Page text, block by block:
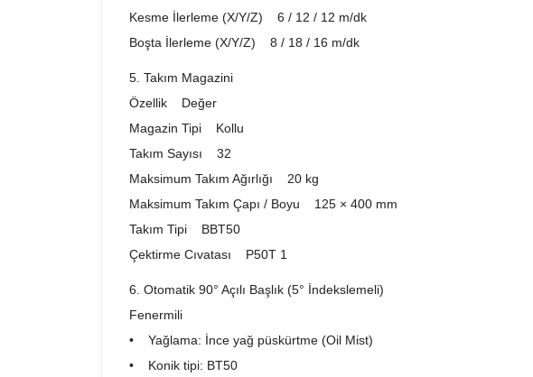
Kesme İlerleme (X/Y/Z) 6 / 12 / 12 m/dk
Boşta İlerleme (X/Y/Z) 8 / 18 / 16 m/dk
5. Takım Magazini
Özellik Değer
Magazin Tipi Kollu
Takım Sayısı 32
Maksimum Takım Ağırlığı 20 kg
Maksimum Takım Çapı / Boyu 125 × 400 mm
Takım Tipi BBT50
Çektirme Cıvatası P50T 1
6. Otomatik 90° Açılı Başlık (5° İndekslemeli)
Fenermili
• Yağlama: İnce yağ püskürtme (Oil Mist)
• Konik tipi: BT50